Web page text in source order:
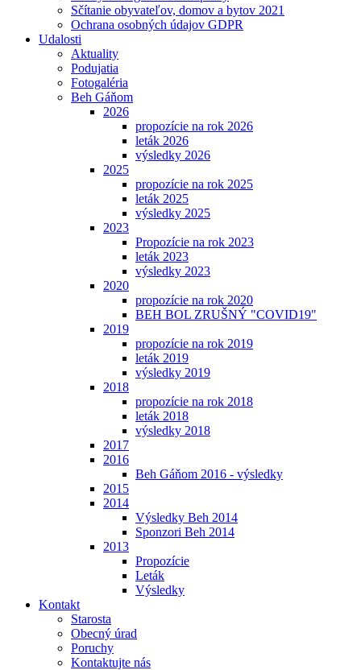
Sčítanie obyvateľov, domov a bytov 2021
Ochrana osobných údajov GDPR
Udalosti
Aktuality
Podujatia
Fotogaléria
Beh Gáňom
2026
propozície na rok 2026
leták 2026
výsledky 2026
2025
propozície na rok 2025
leták 2025
výsledky 2025
2023
Propozície na rok 2023
leták 2023
výsledky 2023
2020
propozície na rok 2020
BEH BOL ZRUŠNÝ "COVID19"
2019
propozície na rok 2019
leták 2019
výsledky 2019
2018
propozície na rok 2018
leták 2018
výsledky 2018
2017
2016
Beh Gáňom 2016 - výsledky
2015
2014
Výsledky Beh 2014
Sponzori Beh 2014
2013
Propozície
Leták
Výsledky
Kontakt
Starosta
Obecný úrad
Poruchy
Kontaktujte nás